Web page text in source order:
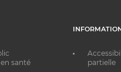
santé
partielle